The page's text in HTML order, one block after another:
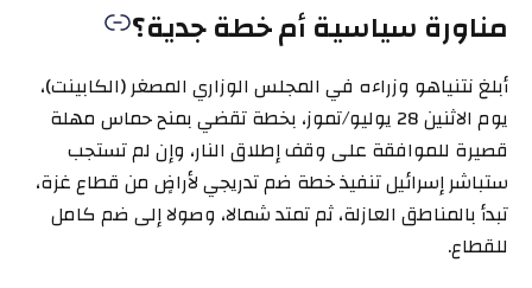
مناورة سياسية أم خطة جدية؟
أبلغ نتنياهو وزراءه في المجلس الوزاري المصغر (الكابينت)،
يوم الاثنين 28 يوليو/تموز، بخطة تقضي بمنح حماس مهلة
قصيرة للموافقة على وقف إطلاق النار، وإن لم تستجب
ستباشر إسرائيل تنفيذ خطة ضم تدريجي لأراضٍ من قطاع غزة،
تبدأ بالمناطق العازلة، ثم تمتد شمالا، وصولا إلى ضم كامل
للقطاع.